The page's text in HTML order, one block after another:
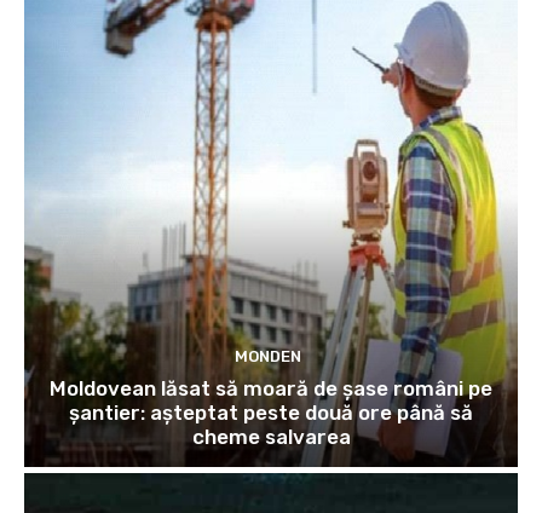
MONDEN
Moldovean lăsat să moară de șase români pe
șantier: așteptat peste două ore până să
cheme salvarea